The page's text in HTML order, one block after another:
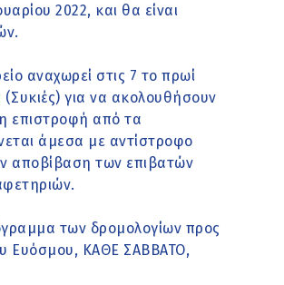
2022, και θα είναι
αναχωρεί στις 7 το πρωί
(Συκιές) για να ακολουθήσουν
επιστροφή από τα
άμεσα με αντίστροφο
αποβίβαση των επιβατών
των δρομολογίων προς
Ευόσμου, ΚΑΘΕ ΣΑΒΒΑΤΟ,